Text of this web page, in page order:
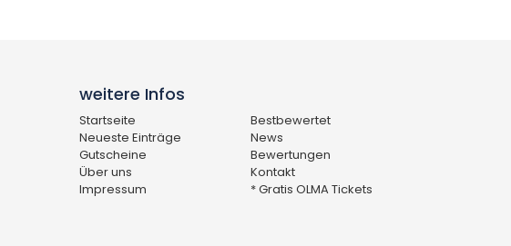
weitere Infos
Startseite
Bestbewertet
Neueste Einträge
News
Gutscheine
Bewertungen
Über uns
Kontakt
Impressum
* Gratis OLMA Tickets